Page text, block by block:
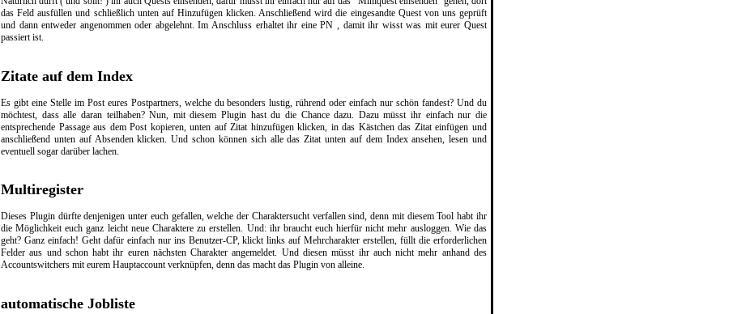
das Feld ausfüllen und schließlich unten auf Hinzufügen klicken. Anschließend wird die eingesandte Quest von uns geprüft
und dann entweder angenommen oder abgelehnt. Im Anschluss erhaltet ihr eine PN , damit ihr wisst was mit eurer Quest
passiert ist.
Zitate auf dem Index
Es gibt eine Stelle im Post eures Postpartners, welche du besonders lustig, rührend oder einfach nur schön fandest? Und du
möchtest, dass alle daran teilhaben? Nun, mit diesem Plugin hast du die Chance dazu. Dazu müsst ihr einfach nur die
entsprechende Passage aus dem Post kopieren, unten auf Zitat hinzufügen klicken, in das Kästchen das Zitat einfügen und
anschließend unten auf Absenden klicken. Und schon können sich alle das Zitat unten auf dem Index ansehen, lesen und
eventuell sogar darüber lachen.
Multiregister
Dieses Plugin dürfte denjenigen unter euch gefallen, welche der Charaktersucht verfallen sind, denn mit diesem Tool habt ihr
die Möglichkeit euch ganz leicht neue Charaktere zu erstellen. Und: ihr braucht euch hierfür nicht mehr ausloggen. Wie das
geht? Ganz einfach! Geht dafür einfach nur ins Benutzer-CP, klickt links auf Mehrcharakter erstellen, füllt die erforderlichen
Felder aus und schon habt ihr euren nächsten Charakter angemeldet. Und diesen müsst ihr auch nicht mehr anhand des
Accountswitchers mit eurem Hauptaccount verknüpfen, denn das macht das Plugin von alleine.
automatische Jobliste